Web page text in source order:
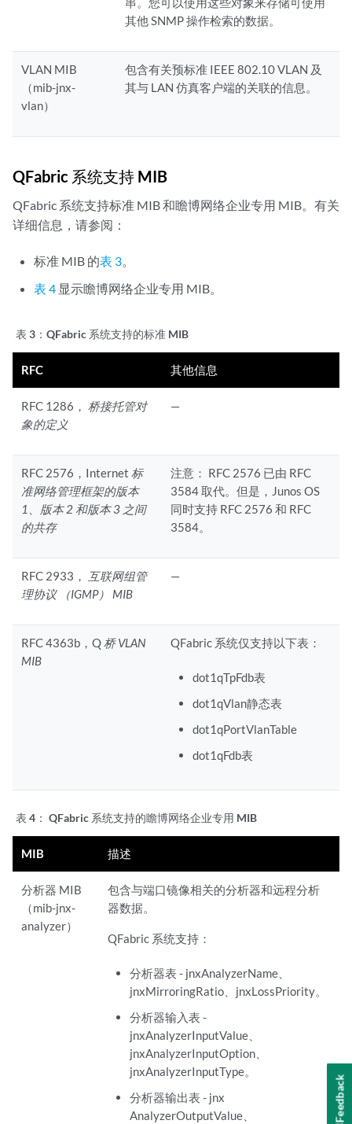
其他 SNMP 操作检索的数据。
VLAN MIB
（mib-jnx-
vlan）
包含有关预标准 IEEE 802.10 VLAN 及
其与 LAN 仿真客户端的关联的信息。
QFabric 系统支持 MIB
QFabric 系统支持标准 MIB 和瞻博网络企业专用 MIB。有关
详细信息，请参阅：
标准 MIB 的表 3。
表 4 显示瞻博网络企业专用 MIB。
表 3： QFabric 系统支持的标准 MIB
RFC 其他信息
RFC 1286，桥接托管对
象的定义
—
RFC 2576，Internet标
准网络管理框架的版本
1、版本 2 和版本 3 之间
的共存
注意： RFC 2576 已由 RFC
3584 取代。但是，Junos OS
同时支持 RFC 2576 和 RFC
3584。
RFC 2933，
互联网组管
理协议 （IGMP） MIB
—
RFC 4363b，Q桥 VLAN
MIB
QFabric 系统仅支持以下表：
dot1qTpFdb表
dot1qVlan静态表
dot1qPortVlanTable
dot1qFdb表
表 4： QFabric 系统支持的瞻博网络企业专用 MIB
MIB 描述
分析器 MIB
（mib-jnx-
analyzer）
包含与端口镜像相关的分析器和远程分析
器数据。
QFabric 系统支持：
分析器表 - jnxAnalyzerName、
jnxMirroringRatio、jnxLossPriority。
分析器输入表 -
jnxAnalyzerInputValue、
jnxAnalyzerInputOption、
jnxAnalyzerInputType。
分析器输出表 - jnx
AnalyzerOutputValue、
Feedback